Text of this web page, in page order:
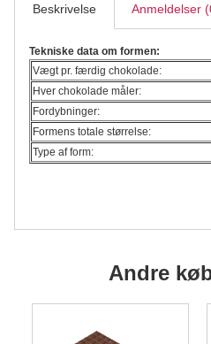
Beskrivelse Anmeldelser
Tekniske data om formen:
Vægt pr. færdig chokolade:
Hver chokolade måler:
Fordybninger:
Formens totale størrelse:
Type af form:
Andre